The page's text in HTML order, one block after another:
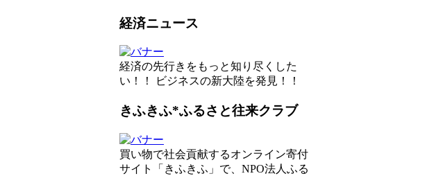
経済ニュース
経済の先行きをもっと知り尽くした
い！！ ビジネスの新大陸を発見！！
きふきふ*ふるさと往来クラブ
買い物で社会貢献するオンライン寄付
サイト「きふきふ」で、NPO法人ふる